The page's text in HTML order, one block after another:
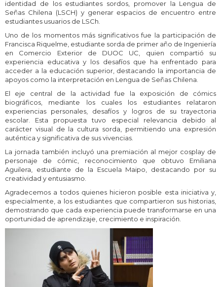
identidad de los estudiantes sordos, promover la Lengua de
Señas Chilena (LSCH) y generar espacios de encuentro entre
estudiantes usuarios de LSCh.
Uno de los momentos más significativos fue la participación de
Francisca Riquelme, estudiante sorda de primer año de Ingeniería
en Comercio Exterior de DUOC UC, quien compartió su
experiencia educativa y los desafíos que ha enfrentado para
acceder a la educación superior, destacando la importancia de
apoyos como la interpretación en Lengua de Señas Chilena.
El eje central de la actividad fue la exposición de cómics
biográficos, mediante los cuales los estudiantes relataron
experiencias personales, desafíos y logros de su trayectoria
escolar. Esta propuesta tuvo especial relevancia debido al
carácter visual de la cultura sorda, permitiendo una expresión
auténtica y significativa de sus vivencias.
La jornada también incluyó una premiación al mejor cosplay de
personaje de cómic, reconocimiento que obtuvo Emiliana
Aguilera, estudiante de la Escuela Maipo, destacando por su
creatividad y entusiasmo.
Agradecemos a todos quienes hicieron posible esta iniciativa y,
especialmente, a los estudiantes que compartieron sus historias,
demostrando que cada experiencia puede transformarse en una
oportunidad de aprendizaje, crecimiento e inspiración.